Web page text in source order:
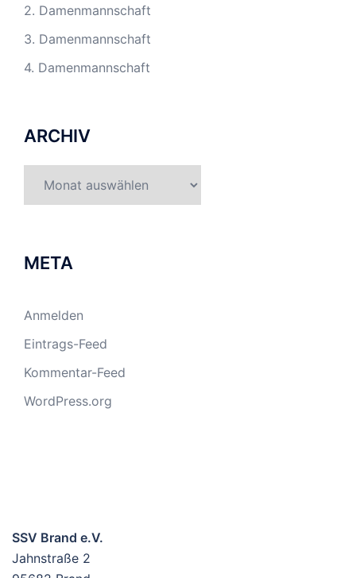
2. Damenmannschaft
3. Damenmannschaft
4. Damenmannschaft
ARCHIV
META
Anmelden
Eintrags-Feed
Kommentar-Feed
WordPress.org
SSV Brand e.V.
Jahnstraße 2